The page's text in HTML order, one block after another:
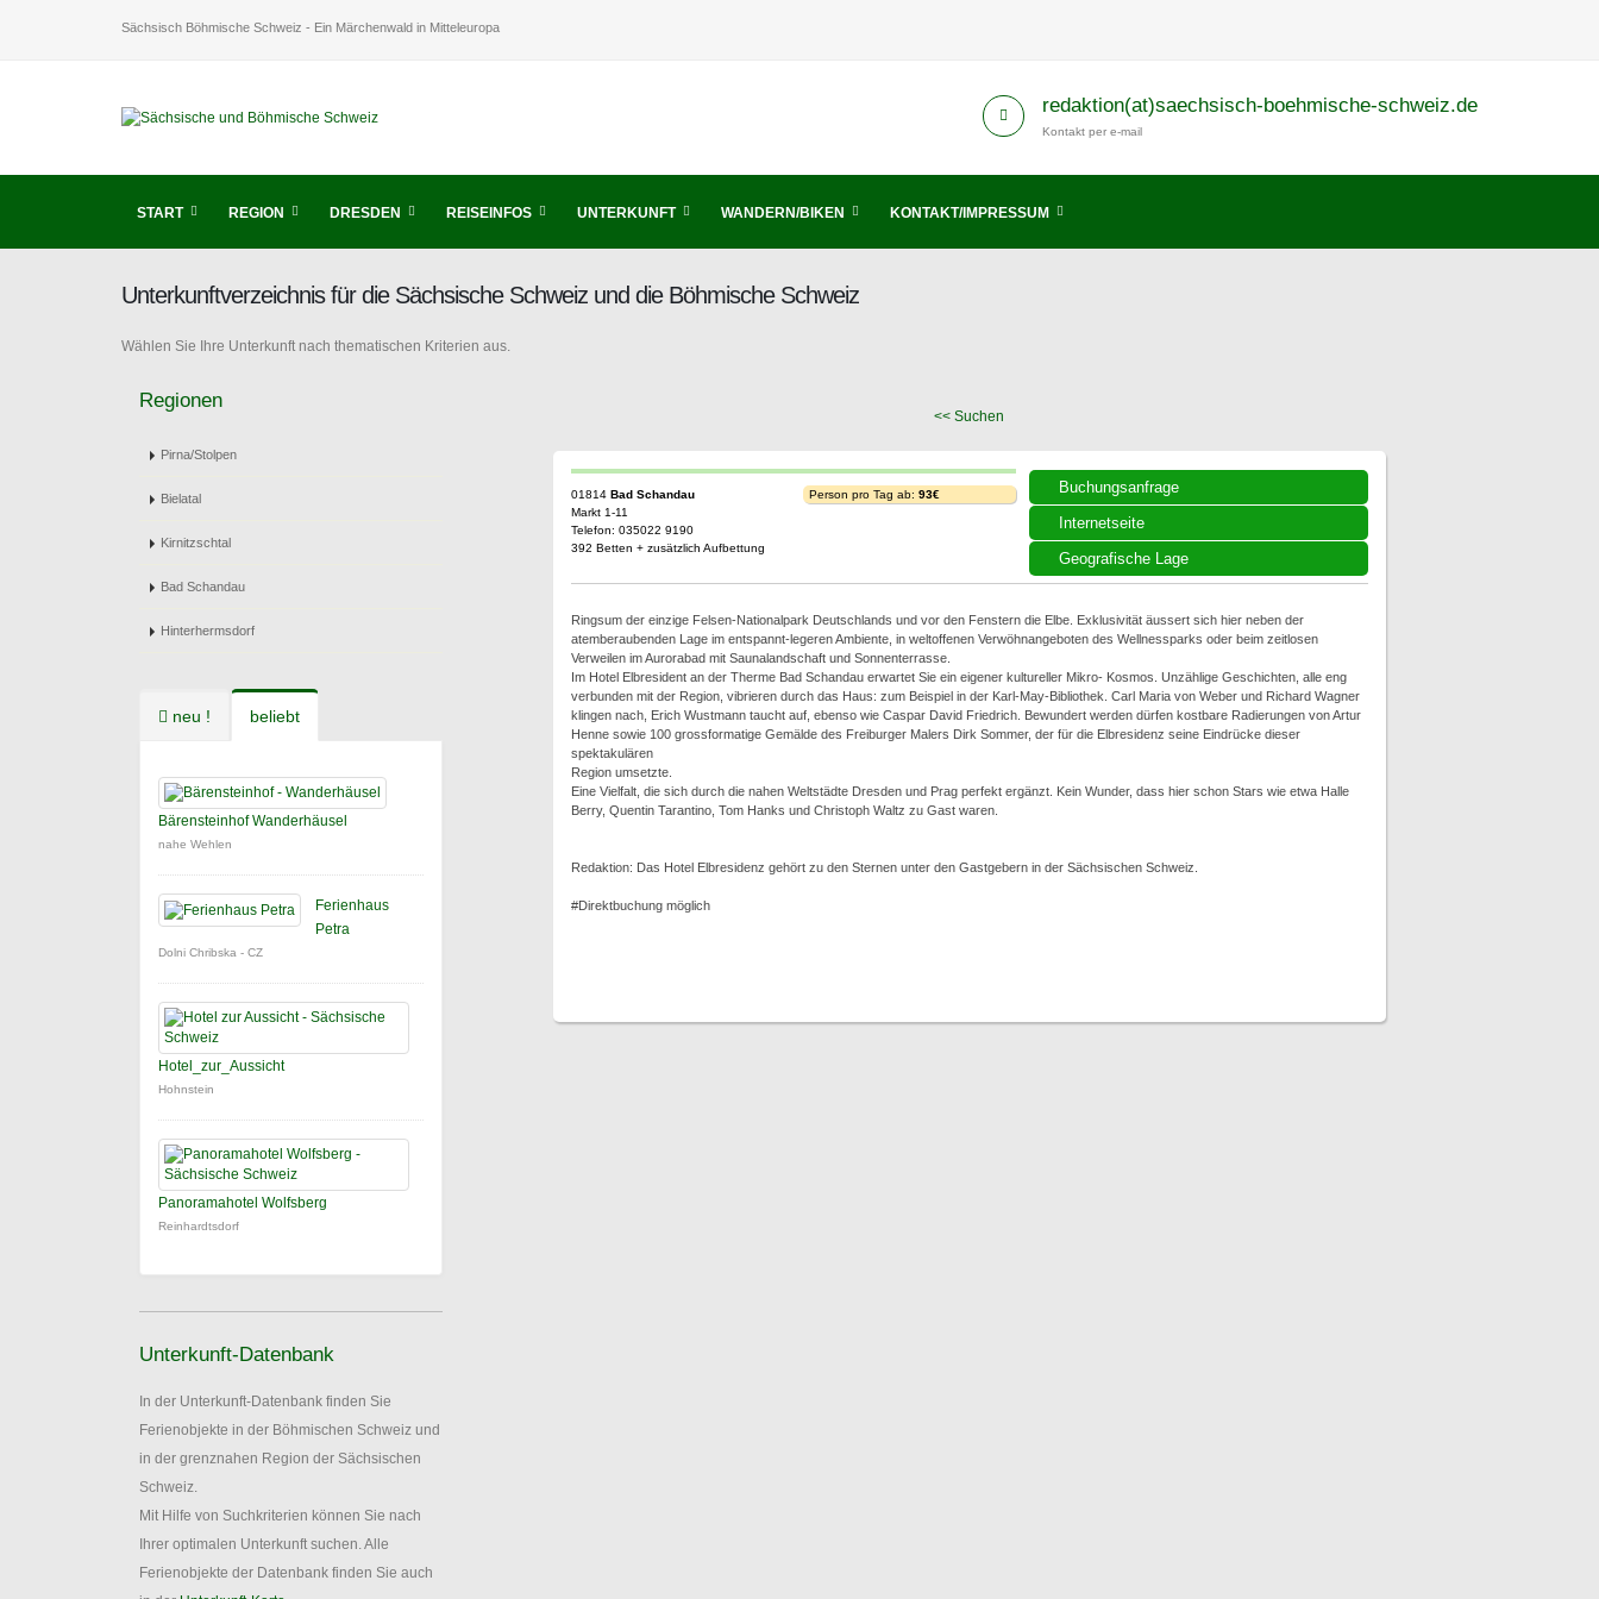
Sächsisch Böhmische Schweiz - Ein Märchenwald in Mitteleuropa
redaktion(at)saechsisch-boehmische-schweiz.de
Kontakt per e-mail
START REGION DRESDEN REISEINFOS UNTERKUNFT WANDERN/BIKEN KONTAKT/IMPRESSUM
Unterkunftverzeichnis für die Sächsische Schweiz und die Böhmische Schweiz
Wählen Sie Ihre Unterkunft nach thematischen Kriterien aus.
Regionen
Pirna/Stolpen
Bielatal
Kirnitzschtal
Bad Schandau
Hinterhermsdorf
neu ! beliebt
Bärensteinhof Wanderhäusel
nahe Wehlen
Ferienhaus
Petra
Dolni Chribska - CZ
Hotel_zur_Aussicht
Hohnstein
Panoramahotel Wolfsberg
Reinhardtsdorf
Unterkunft-Datenbank
In der Unterkunft-Datenbank finden Sie
Ferienobjekte in der Böhmischen Schweiz und
in der grenznahen Region der Sächsischen
Schweiz.
Mit Hilfe von Suchkriterien können Sie nach
Ihrer optimalen Unterkunft suchen. Alle
Ferienobjekte der Datenbank finden Sie auch
<< Suchen
Buchungsanfrage
Internetseite
Geografische Lage
01814 Bad Schandau
Markt 1-11
Telefon: 035022 9190
392 Betten + zusätzlich Aufbettung
Person pro Tag ab: 93€
Ringsum der einzige Felsen-Nationalpark Deutschlands und vor den Fenstern die Elbe. Exklusivität äussert sich hier neben der
atemberaubenden Lage im entspannt-legeren Ambiente, in weltoffenen Verwöhnangeboten des Wellnessparks oder beim zeitlosen
Verweilen im Aurorabad mit Saunalandschaft und Sonnenterrasse.
Im Hotel Elbresident an der Therme Bad Schandau erwartet Sie ein eigener kultureller Mikro- Kosmos. Unzählige Geschichten, alle eng
verbunden mit der Region, vibrieren durch das Haus: zum Beispiel in der Karl-May-Bibliothek. Carl Maria von Weber und Richard Wagner
klingen nach, Erich Wustmann taucht auf, ebenso wie Caspar David Friedrich. Bewundert werden dürfen kostbare Radierungen von Artur
Henne sowie 100 grossformatige Gemälde des Freiburger Malers Dirk Sommer, der für die Elbresidenz seine Eindrücke dieser
spektakulären
Region umsetzte.
Eine Vielfalt, die sich durch die nahen Weltstädte Dresden und Prag perfekt ergänzt. Kein Wunder, dass hier schon Stars wie etwa Halle
Berry, Quentin Tarantino, Tom Hanks und Christoph Waltz zu Gast waren.
Redaktion: Das Hotel Elbresidenz gehört zu den Sternen unter den Gastgebern in der Sächsischen Schweiz.
#Direktbuchung möglich